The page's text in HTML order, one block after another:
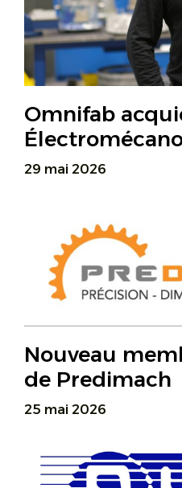
Omnifab
29 mai 2026
Nouveau
de Predimach
25 mai 2026